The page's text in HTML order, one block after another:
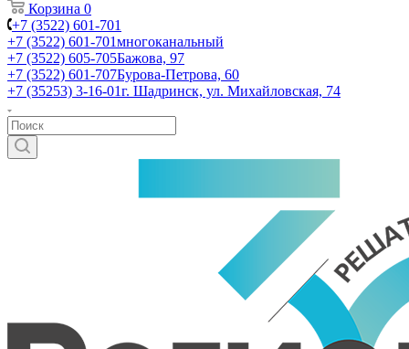
Корзина 0
+7 (3522) 601-701
+7 (3522) 601-701многоканальный
+7 (3522) 605-705Бажова, 97
+7 (3522) 601-707Бурова-Петрова, 60
+7 (35253) 3-16-01г. Шадринск, ул. Михайловская, 74